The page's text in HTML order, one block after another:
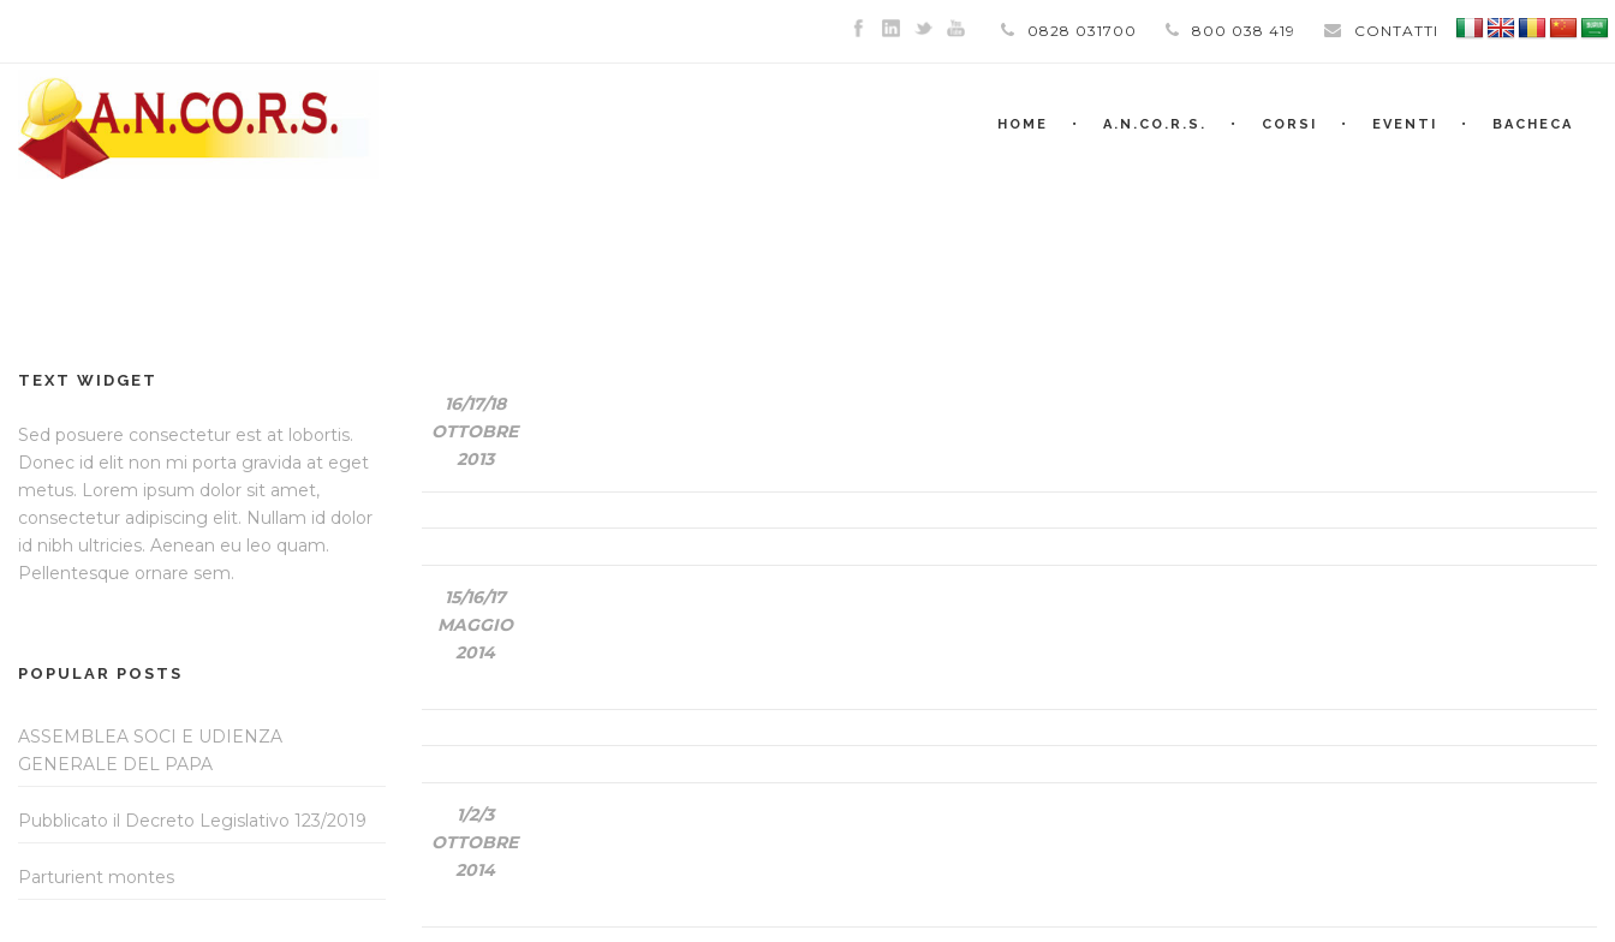
0828 031700 800 038 419 CONTATTI
HOME A.N.CO.R.S. CORSI EVENTI BACHECA
16/17/18
OTTOBRE
2013
15/16/17
MAGGIO
2014
1/2/3
OTTOBRE
2014
TEXT WIDGET
Sed posuere consectetur est at lobortis.
Donec id elit non mi porta gravida at eget
metus. Lorem ipsum dolor sit amet,
consectetur adipiscing elit. Nullam id dolor
id nibh ultricies. Aenean eu leo quam.
Pellentesque ornare sem.
POPULAR POSTS
ASSEMBLEA SOCI E UDIENZA
GENERALE DEL PAPA
Pubblicato il Decreto Legislativo 123/2019
Parturient montes